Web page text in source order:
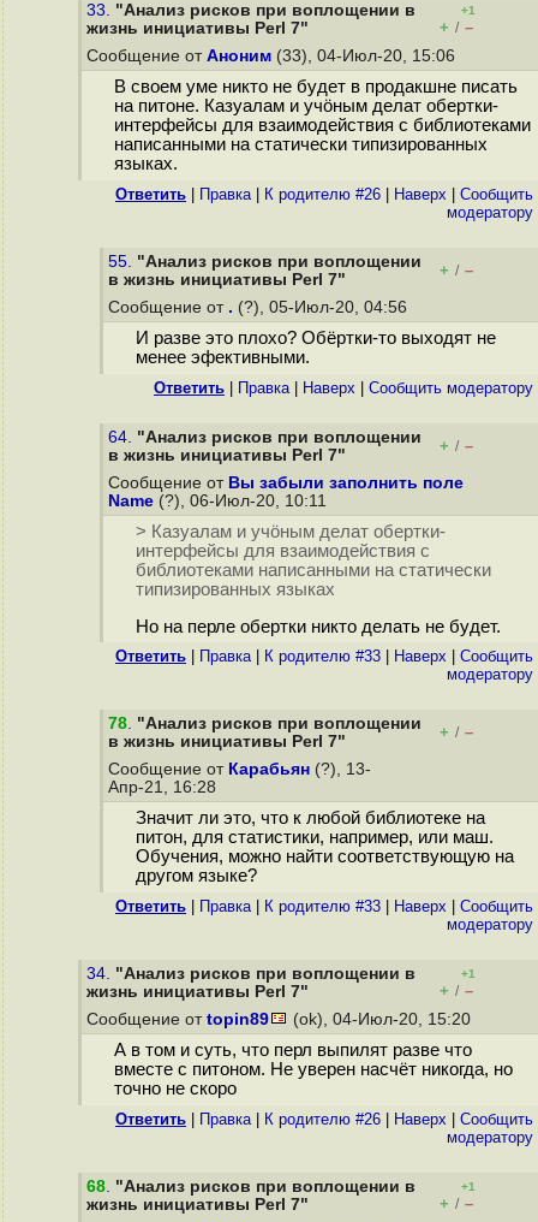
33. "Анализ рисков при воплощении в
жизнь инициативы Perl 7"
+1
+ / –
Сообщение от Аноним (33), 04-Июл-20, 15:06
В своем уме никто не будет в продакшне писать
на питоне. Казуалам и учöным делат обертки-
интерфейсы для взаимодействия с библиотеками
написанными на статически типизированных
языках.
Ответить Правка| К родителю #26 Наверх
Cообщить
модератору
55. "Анализ рисков при воплощении
в жизнь инициативы Perl 7"
+ / –
Сообщение от . (?), 05-Июл-20, 04:56
И разве это плохо? Обёртки-то выходят не
менее эфективными.
Ответить Правка| Наверх Cообщить модератору
64. "Анализ рисков при воплощении
в жизнь инициативы Perl 7"
+ / –
Сообщение от Вы забыли заполнить поле
Name (?), 06-Июл-20, 10:11
> Казуалам и учöным делат обертки-
интерфейсы для взаимодействия с
библиотеками написанными на статически
типизированных языках
Но на перле обертки никто делать не будет.
Ответить Правка| К родителю #33 Наверх
Cообщить
модератору
78. "Анализ рисков при воплощении
в жизнь инициативы Perl 7"
+ / –
Сообщение от Карабьян (?), 13-
Апр-21, 16:28
Значит ли это, что к любой библиотеке на
питон, для статистики, например, или маш.
Обучения, можно найти соответствующую на
другом языке?
Ответить Правка| К родителю #33 Наверх
Cообщить
модератору
34. "Анализ рисков при воплощении в
жизнь инициативы Perl 7"
+1
+ / –
Сообщение от topin89 (ok), 04-Июл-20, 15:20
А в том и суть, что перл выпилят разве что
вместе с питоном. Не уверен насчёт никогда, но
точно не скоро
Ответить Правка| К родителю #26 Наверх
Cообщить
модератору
68. "Анализ рисков при воплощении в
жизнь инициативы Perl 7"
+1
+ / –